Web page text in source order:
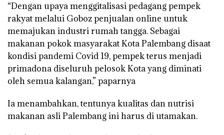
“Dengan upaya menggitalisasi pedagang pempek
rakyat melalui Goboz penjualan online untuk
memajukan industri rumah tangga. Sebagai
makanan pokok masyarakat Kota Palembang disaat
kondisi pandemi Covid 19, pempek terus menjadi
primadona diseluruh pelosok Kota yang diminati
oleh semua kalangan,” paparnya
Ia menambahkan, tentunya kualitas dan nutrisi
makanan asli Palembang ini harus di utamakan.